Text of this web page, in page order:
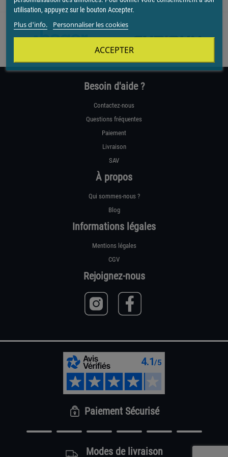
Besoin d'aide ?
Contactez-nous
Questions fréquentes
Paiement
Livraison
SAV
À propos
Qui sommes-nous ?
Blog
Informations légales
Mentions légales
CGV
Rejoignez-nous
Paiement Sécurisé
Modes de livraison
utilisation, appuyez sur le bouton Accepter.
Plus d'info. Personnaliser les cookies
ACCEPTER